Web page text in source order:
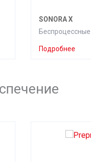
SONORA X
Подробнее